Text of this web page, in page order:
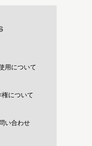
用について
権について
い合わせ